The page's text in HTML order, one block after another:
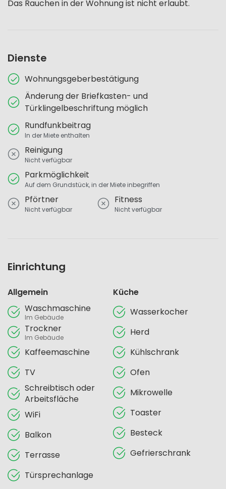
Das Rauchen in der Wohnung ist nicht erlaubt.
Dienste
Wohnungsgeberbestätigung
Änderung der Briefkasten- und
Türklingelbeschriftung möglich
Rundfunkbeitrag
In der Miete enthalten
Reinigung
Nicht verfügbar
Parkmöglichkeit
Auf dem Grundstück, in der Miete inbegriffen
Pförtner
Nicht verfügbar
Fitness
Nicht verfügbar
Einrichtung
Allgemein
Waschmaschine
Im Gebäude
Trockner
Im Gebäude
Kaffeemaschine
TV
Schreibtisch oder
Arbeitsfläche
WiFi
Balkon
Terrasse
Türsprechanlage
Küche
Wasserkocher
Herd
Kühlschrank
Ofen
Mikrowelle
Toaster
Besteck
Gefrierschrank